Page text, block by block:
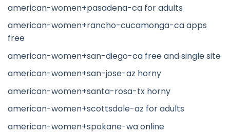
american-women+pasadena-ca for adults
american-women+rancho-cucamonga-ca apps
free
american-women+san-diego-ca free and single site
american-women+san-jose-az horny
american-women+santa-rosa-tx horny
american-women+scottsdale-az for adults
american-women+spokane-wa online